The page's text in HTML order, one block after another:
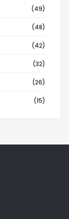
(49)
(48)
(42)
(32)
(26)
(15)